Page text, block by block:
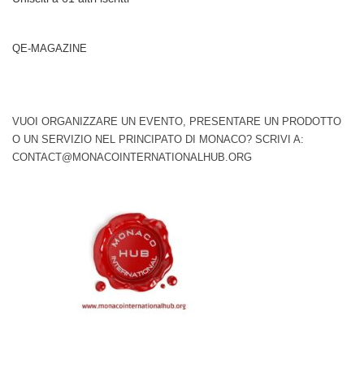
QE-MAGAZINE
VUOI ORGANIZZARE UN EVENTO, PRESENTARE UN PRODOTTO
O UN SERVIZIO NEL PRINCIPATO DI MONACO? SCRIVI A:
CONTACT@MONACOINTERNATIONALHUB.ORG